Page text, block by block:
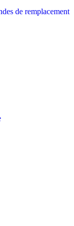
de remplacement